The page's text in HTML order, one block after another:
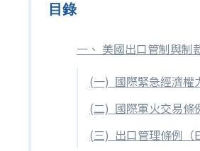
目錄
一、 美國出口管制與制
(一) 國際緊急經濟
(二) 國際軍火交易
(三) 出口管理條例